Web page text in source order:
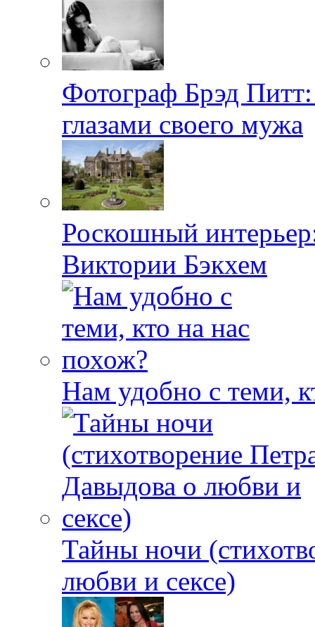
Фотограф Брэд
глазами своего мужа
Роскошный
Виктории Бэкхем
Нам удобно с теми,
Тайны ночи
любви и сексе)